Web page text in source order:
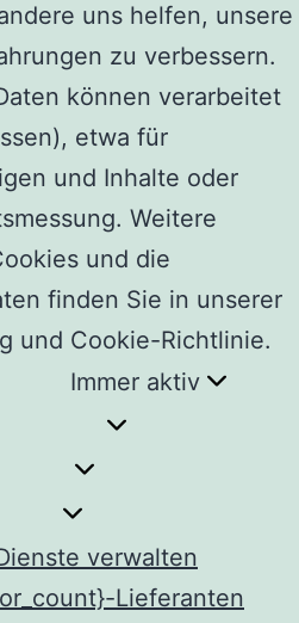
uns helfen, unsere
zu verbessern.
können verarbeitet
etwa für
und Inhalte oder
Weitere
und die
finden Sie in unserer
und Cookie-Richtlinie.
Immer aktiv
verwalten
Lieferanten